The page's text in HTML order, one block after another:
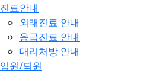
진료안내
외래진료 안내
응급진료 안내
대리처방 안내
입원/퇴원